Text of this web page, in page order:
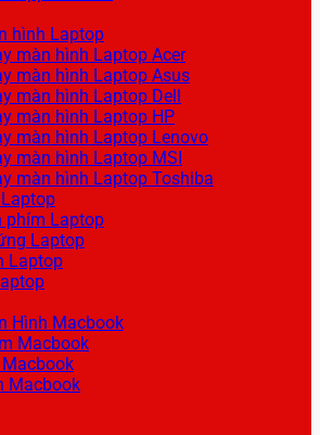
hình Laptop
màn hình Laptop Acer
màn hình Laptop Asus
màn hình Laptop Dell
màn hình Laptop HP
màn hình Laptop Lenovo
màn hình Laptop MSI
màn hình Laptop Toshiba
phím Laptop
Laptop
Laptop
Hình Macbook
Macbook
Macbook